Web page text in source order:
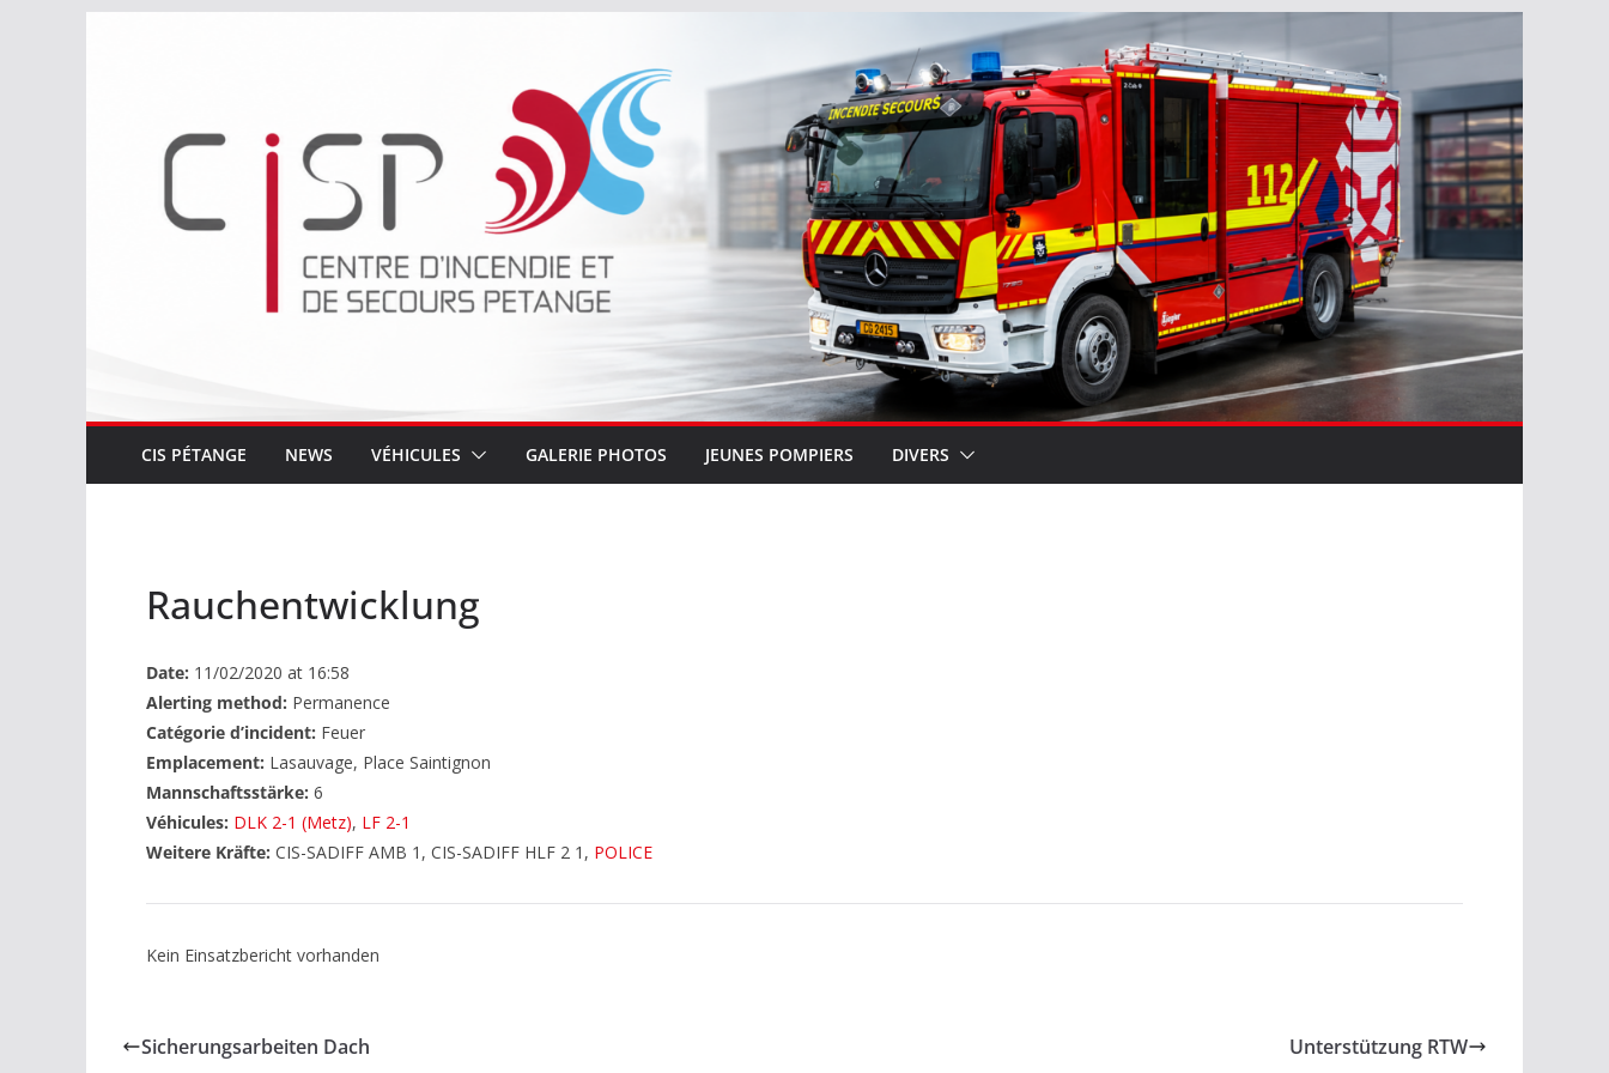
CIS PÉTANGE NEWS VÉHICULES GALERIE PHOTOS JEUNES POMPIERS DIVERS
Rauchentwicklung
Date: 11/02/2020 at 16:58
Alerting method: Permanence
Catégorie d’incident: Feuer
Emplacement: Lasauvage, Place Saintignon
Mannschaftsstärke: 6
Véhicules: DLK 2-1 (Metz), LF 2-1
Weitere Kräfte: CIS-SADIFF AMB 1, CIS-SADIFF HLF 2 1, POLICE
Kein Einsatzbericht vorhanden
Sicherungsarbeiten Dach Unterstützung RTW